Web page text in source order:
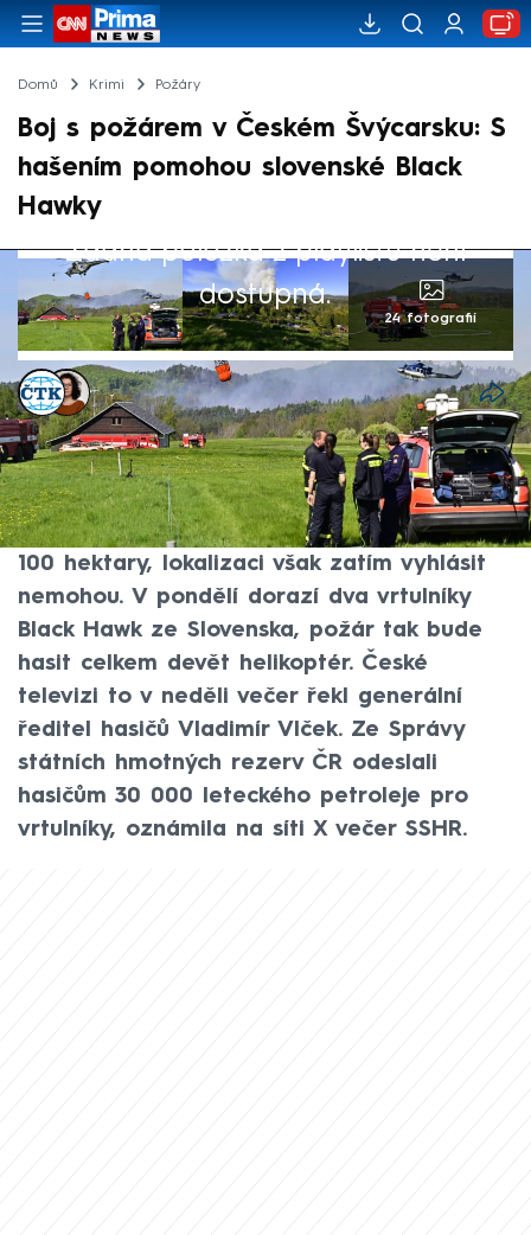
Domů Krimi Požáry
Boj s požárem v Českém Švýcarsku: S
hašením pomohou slovenské Black
Hawky
Žádná položka z playlistu není
dostupná.
24 fotografií
ČTK,Dominika Fuchsová
Akt. 3. kvě 2026, 20:32• 3. kvě 2026, 06:58
Hasičům v národním parku České Švýcarsko
se daří zmenšovat plochu zasaženou
požárem. Velikost je odhadem lehce pod
100 hektary, lokalizaci však zatím vyhlásit
nemohou. V pondělí dorazí dva vrtulníky
Black Hawk ze Slovenska, požár tak bude
hasit celkem devět helikoptér. České
televizi to v neděli večer řekl generální
ředitel hasičů Vladimír Vlček. Ze Správy
státních hmotných rezerv ČR odeslali
hasičům 30 000 leteckého petroleje pro
vrtulníky, oznámila na síti X večer SSHR.